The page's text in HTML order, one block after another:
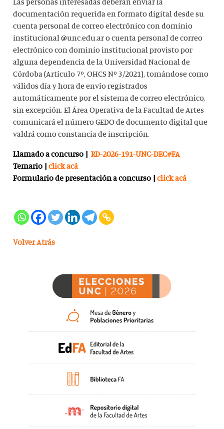
documentación requerida en formato digital desde su
cuenta personal de correo electrónico con dominio
institucional @unc.edu.ar o cuenta personal de correo
electrónico con dominio institucional provisto por
alguna dependencia de la Universidad Nacional de
Córdoba (Artículo 7º, OHCS Nº 3/2021), tomándose como
válidos día y hora de envío registrados
automáticamente por el sistema de correo electrónico,
sin excepción. El Área Operativa de la Facultad de Artes
comunicará el número GEDO de documento digital que
valdrá como constancia de inscripción.
Llamado a concurso | RD-2026-191-UNC-DEC#FA
Temario |click acá
Formulario de presentación a concurso |click acá
Volver Atrás